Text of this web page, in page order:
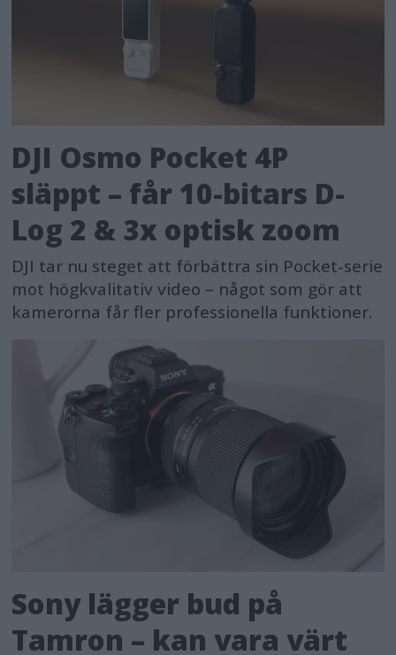
DJI Osmo Pocket 4P
släppt – får 10-bitars D-
Log 2 & 3x optisk zoom
DJI tar nu steget att förbättra sin Pocket-serie
mot högkvalitativ video – något som gör att
kamerorna får fler professionella funktioner.
Sony lägger bud på
Tamron – kan vara värt